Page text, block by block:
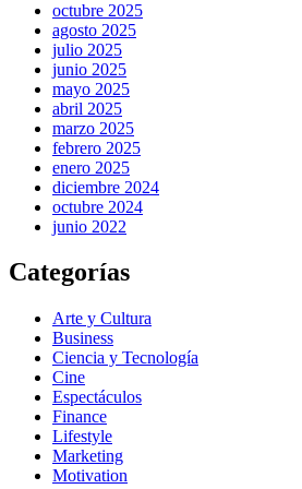
octubre 2025
agosto 2025
julio 2025
junio 2025
mayo 2025
abril 2025
marzo 2025
febrero 2025
enero 2025
diciembre 2024
octubre 2024
junio 2022
Categorías
Arte y Cultura
Business
Ciencia y Tecnología
Cine
Espectáculos
Finance
Lifestyle
Marketing
Motivation